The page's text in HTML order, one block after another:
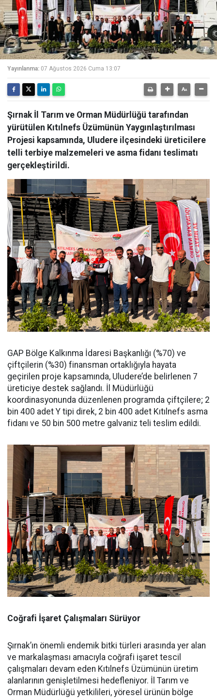
Yayınlanma: 07 Ağustos 2026 Cuma 13:07
Şırnak İl Tarım ve Orman Müdürlüğü tarafından
yürütülen Kıtılnefs Üzümünün Yaygınlaştırılması
Projesi kapsamında, Uludere ilçesindeki üreticilere
telli terbiye malzemeleri ve asma fidanı teslimatı
gerçekleştirildi.
GAP Bölge Kalkınma İdaresi Başkanlığı (%70) ve
çiftçilerin (%30) finansman ortaklığıyla hayata
geçirilen proje kapsamında, Uludere’de belirlenen 7
üreticiye destek sağlandı. İl Müdürlüğü
koordinasyonunda düzenlenen programda çiftçilere; 2
bin 400 adet Y tipi direk, 2 bin 400 adet Kıtılnefs asma
fidanı ve 50 bin 500 metre galvaniz teli teslim edildi.
Coğrafi İşaret Çalışmaları Sürüyor
Şırnak’ın önemli endemik bitki türleri arasında yer alan
ve markalaşması amacıyla coğrafi işaret tescil
çalışmaları devam eden Kıtılnefs Üzümünün üretim
alanlarının genişletilmesi hedefleniyor. İl Tarım ve
Orman Müdürlüğü yetkilileri, yöresel ürünün bölge